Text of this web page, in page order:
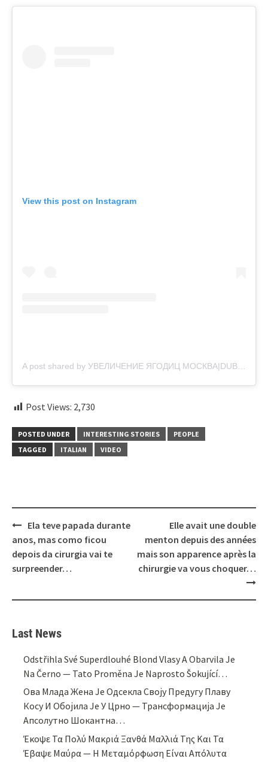
View this post on Instagram
Post Views: 2,730
POSTED UNDER INTERESTING STORIES
PEOPLE
TAGGED
ITALIAN VIDEO
Post
navigation
Ela teve papada durante
anos, mas como ficou
depois da cirurgia vai te
surpreender…
Elle avait une double
menton depuis des années
mais son apparence après la
chirurgie va vous choquer…
Last News
Odstřihla Své Superdlouhé Blond Vlasy A Obarvila Je
Na Černo — Tato Proměna Je Naprosto Šokující…
Ова Млада Жена Је Одсекла Своју Предугу Плаву
Косу И Обојила Је У Црно — Трансформација Је
Апсолутно Шокантна…
Έκοψε Τα Πολύ Μακριά Ξανθά Μαλλιά Της Και Τα
Έβαψε Μαύρα — Η Μεταμόρφωση Είναι Απόλυτα